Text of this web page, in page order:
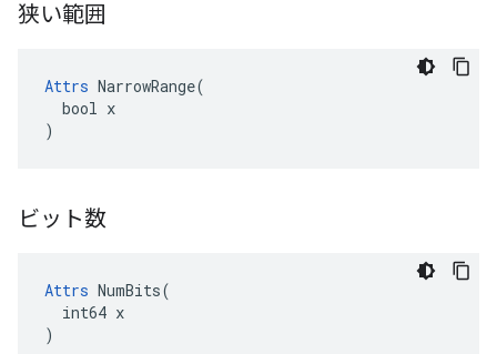
狭い範囲
Attrs NarrowRange(
  bool x
)
ビット数
Attrs NumBits(
  int64 x
)